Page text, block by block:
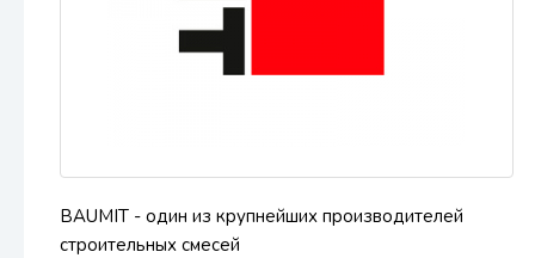
BAUMIT - один из крупнейших производителей
строительных смесей